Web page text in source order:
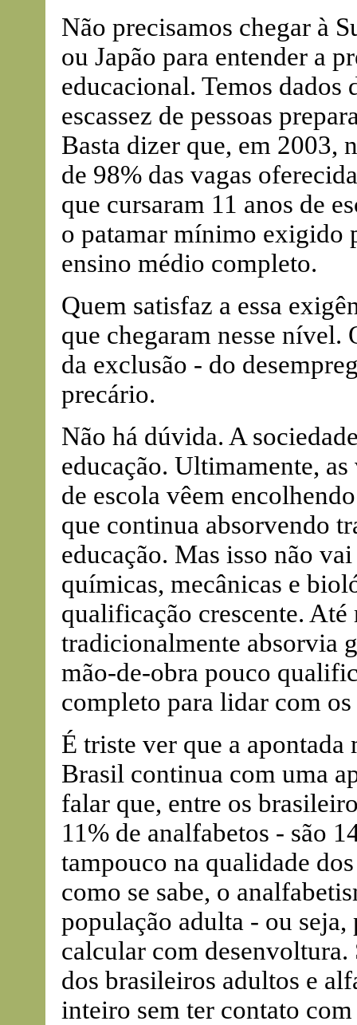
Não precisamos chegar à
ou Japão para entender a
educacional. Temos dados
escassez de pessoas
Basta dizer que, em 2003,
de 98% das vagas
que cursaram 11 anos de
o patamar mínimo exigido
ensino médio completo.
Quem satisfaz a essa
que chegaram nesse
da exclusão - do
precário.
Não há dúvida. A
educação. Ultimamente,
de escola vêem
que continua absorvendo
educação. Mas isso não
químicas, mecânicas e
qualificação crescente.
tradicionalmente absorvia
mão-de-obra pouco
completo para lidar com
É triste ver que a
Brasil continua com uma
falar que, entre os
11% de analfabetos - são
tampouco na qualidade
como se sabe, o
população adulta - ou seja,
calcular com
dos brasileiros adultos e
inteiro sem ter contato